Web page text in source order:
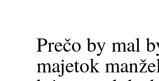
Prečo by mal
majetok